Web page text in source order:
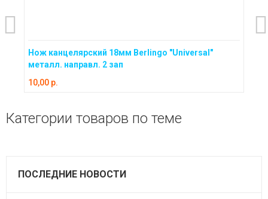
Нож канцелярский 18мм Berlingo "Universal"
металл. направл. 2 зап
10,00 p.
Категории товаров по теме
ПОСЛЕДНИЕ НОВОСТИ